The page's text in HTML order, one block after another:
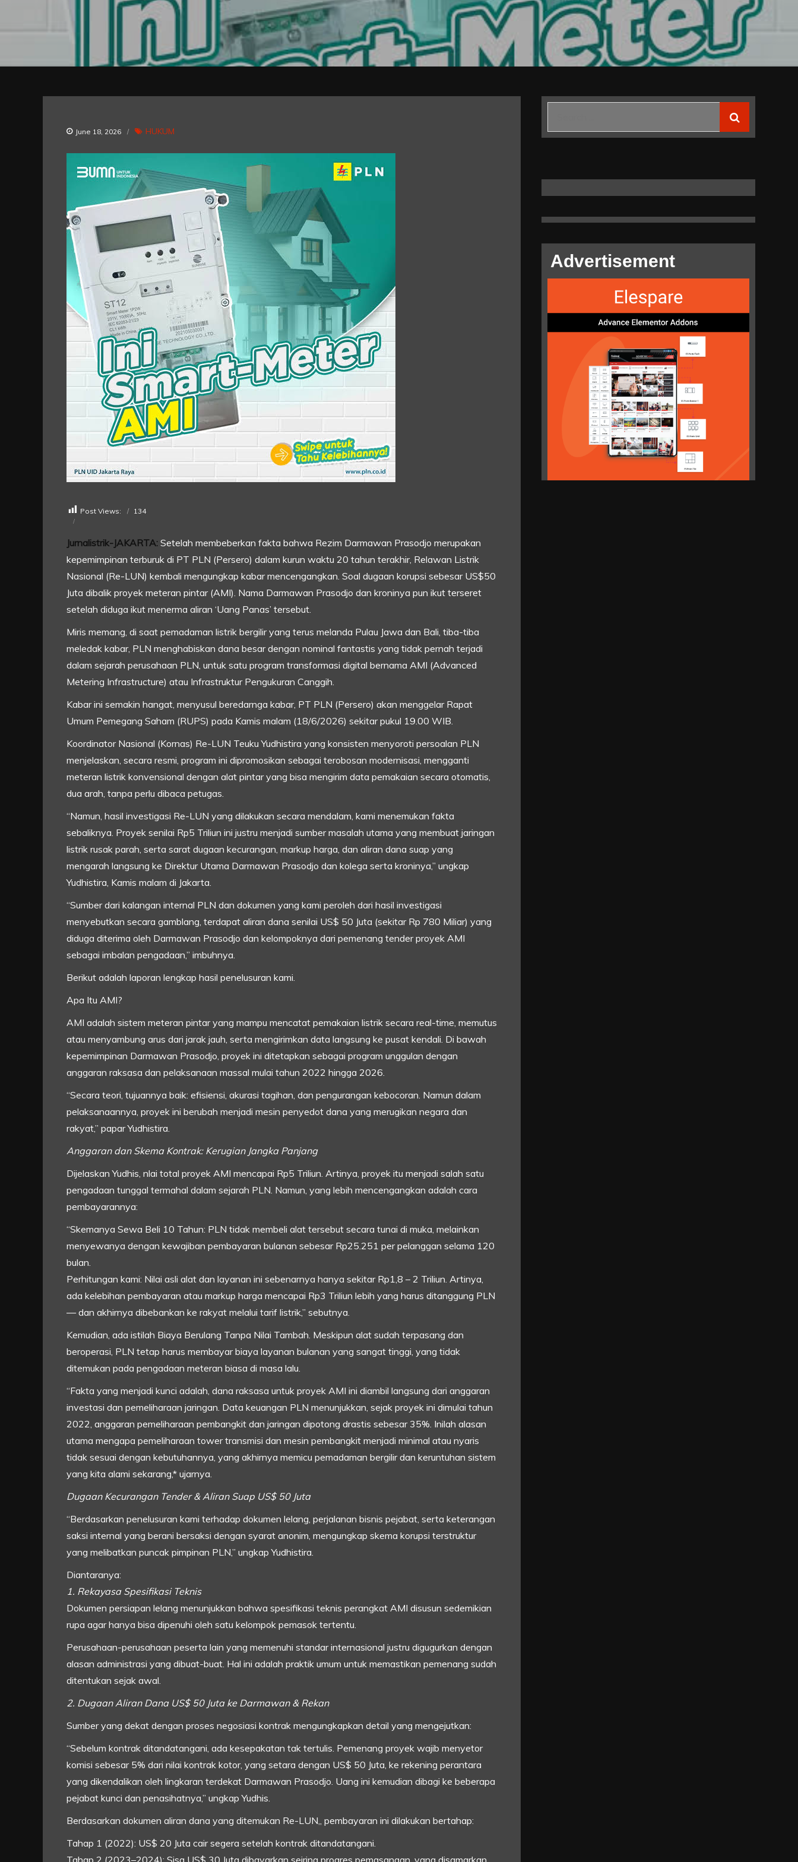
June 18, 2026 HUKUM
Post Views: 134
Jurnalistrik-JAKARTA: Setelah membeberkan fakta bahwa Rezim Darmawan Prasodjo merupakan
kepemimpinan terburuk di PT PLN (Persero) dalam kurun waktu 20 tahun terakhir, Relawan Listrik
Nasional (Re-LUN) kembali mengungkap kabar mencengangkan. Soal dugaan korupsi sebesar US$50
Juta dibalik proyek meteran pintar (AMI). Nama Darmawan Prasodjo dan kroninya pun ikut terseret
setelah diduga ikut menerma aliran ‘Uang Panas’ tersebut.
Miris memang, di saat pemadaman listrik bergilir yang terus melanda Pulau Jawa dan Bali, tiba-tiba
meledak kabar, PLN menghabiskan dana besar dengan nominal fantastis yang tidak pernah terjadi
dalam sejarah perusahaan PLN, untuk satu program transformasi digital bernama AMI (Advanced
Metering Infrastructure) atau Infrastruktur Pengukuran Canggih.
Kabar ini semakin hangat, menyusul beredarnga kabar, PT PLN (Persero) akan menggelar Rapat
Umum Pemegang Saham (RUPS) pada Kamis malam (18/6/2026) sekitar pukul 19.00 WIB.
Koordinator Nasional (Kornas) Re-LUN Teuku Yudhistira yang konsisten menyoroti persoalan PLN
menjelaskan, secara resmi, program ini dipromosikan sebagai terobosan modernisasi, mengganti
meteran listrik konvensional dengan alat pintar yang bisa mengirim data pemakaian secara otomatis,
dua arah, tanpa perlu dibaca petugas.
“Namun, hasil investigasi Re-LUN yang dilakukan secara mendalam, kami menemukan fakta
sebaliknya. Proyek senilai Rp5 Triliun ini justru menjadi sumber masalah utama yang membuat jaringan
listrik rusak parah, serta sarat dugaan kecurangan, markup harga, dan aliran dana suap yang
mengarah langsung ke Direktur Utama Darmawan Prasodjo dan kolega serta kroninya,” ungkap
Yudhistira, Kamis malam di Jakarta.
“Sumber dari kalangan internal PLN dan dokumen yang kami peroleh dari hasil investigasi
menyebutkan secara gamblang, terdapat aliran dana senilai US$ 50 Juta (sekitar Rp 780 Miliar) yang
diduga diterima oleh Darmawan Prasodjo dan kelompoknya dari pemenang tender proyek AMI
sebagai imbalan pengadaan,” imbuhnya.
Berikut adalah laporan lengkap hasil penelusuran kami.
Apa Itu AMI?
AMI adalah sistem meteran pintar yang mampu mencatat pemakaian listrik secara real-time, memutus
atau menyambung arus dari jarak jauh, serta mengirimkan data langsung ke pusat kendali. Di bawah
kepemimpinan Darmawan Prasodjo, proyek ini ditetapkan sebagai program unggulan dengan
anggaran raksasa dan pelaksanaan massal mulai tahun 2022 hingga 2026.
“Secara teori, tujuannya baik: efisiensi, akurasi tagihan, dan pengurangan kebocoran. Namun dalam
pelaksanaannya, proyek ini berubah menjadi mesin penyedot dana yang merugikan negara dan
rakyat,” papar Yudhistira.
Anggaran dan Skema Kontrak: Kerugian Jangka Panjang
Dijelaskan Yudhis, nlai total proyek AMI mencapai Rp5 Triliun. Artinya, proyek itu menjadi salah satu
pengadaan tunggal termahal dalam sejarah PLN. Namun, yang lebih mencengangkan adalah cara
pembayarannya:
“Skemanya Sewa Beli 10 Tahun: PLN tidak membeli alat tersebut secara tunai di muka, melainkan
menyewanya dengan kewajiban pembayaran bulanan sebesar Rp25.251 per pelanggan selama 120
bulan.
Perhitungan kami: Nilai asli alat dan layanan ini sebenarnya hanya sekitar Rp1,8 – 2 Triliun. Artinya,
ada kelebihan pembayaran atau markup harga mencapai Rp3 Triliun lebih yang harus ditanggung PLN
— dan akhirnya dibebankan ke rakyat melalui tarif listrik,” sebutnya.
Kemudian, ada istilah Biaya Berulang Tanpa Nilai Tambah. Meskipun alat sudah terpasang dan
beroperasi, PLN tetap harus membayar biaya layanan bulanan yang sangat tinggi, yang tidak
ditemukan pada pengadaan meteran biasa di masa lalu.
“Fakta yang menjadi kunci adalah, dana raksasa untuk proyek AMI ini diambil langsung dari anggaran
investasi dan pemeliharaan jaringan. Data keuangan PLN menunjukkan, sejak proyek ini dimulai tahun
2022, anggaran pemeliharaan pembangkit dan jaringan dipotong drastis sebesar 35%. Inilah alasan
utama mengapa pemeliharaan tower transmisi dan mesin pembangkit menjadi minimal atau nyaris
tidak sesuai dengan kebutuhannya, yang akhirnya memicu pemadaman bergilir dan keruntuhan sistem
yang kita alami sekarang,* ujarnya.
Dugaan Kecurangan Tender & Aliran Suap US$ 50 Juta
“Berdasarkan penelusuran kami terhadap dokumen lelang, perjalanan bisnis pejabat, serta keterangan
saksi internal yang berani bersaksi dengan syarat anonim, mengungkap skema korupsi terstruktur
yang melibatkan puncak pimpinan PLN,” ungkap Yudhistira.
Diantaranya:
1. Rekayasa Spesifikasi Teknis
Dokumen persiapan lelang menunjukkan bahwa spesifikasi teknis perangkat AMI disusun sedemikian
rupa agar hanya bisa dipenuhi oleh satu kelompok pemasok tertentu.
Perusahaan-perusahaan peserta lain yang memenuhi standar internasional justru digugurkan dengan
alasan administrasi yang dibuat-buat. Hal ini adalah praktik umum untuk memastikan pemenang sudah
ditentukan sejak awal.
2. Dugaan Aliran Dana US$ 50 Juta ke Darmawan & Rekan
Sumber yang dekat dengan proses negosiasi kontrak mengungkapkan detail yang mengejutkan:
“Sebelum kontrak ditandatangani, ada kesepakatan tak tertulis. Pemenang proyek wajib menyetor
komisi sebesar 5% dari nilai kontrak kotor, yang setara dengan US$ 50 Juta, ke rekening perantara
yang dikendalikan oleh lingkaran terdekat Darmawan Prasodjo. Uang ini kemudian dibagi ke beberapa
pejabat kunci dan penasihatnya,” ungkap Yudhis.
Berdasarkan dokumen aliran dana yang ditemukan Re-LUN,, pembayaran ini dilakukan bertahap:
Tahap 1 (2022): US$ 20 Juta cair segera setelah kontrak ditandatangani.
Advertisement